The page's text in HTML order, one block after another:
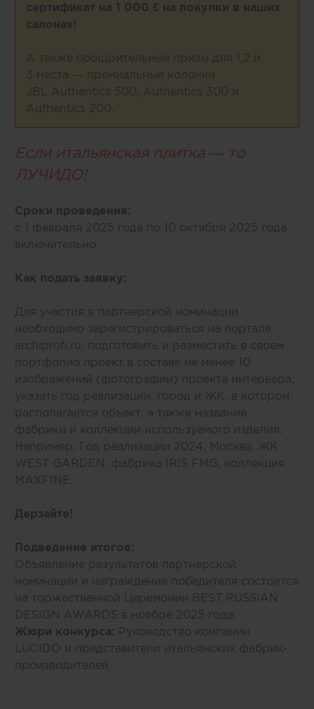
сертификат на 1 000 € на покупки в наших
салонах!
А также поощрительные призы для 1,2 и
3 места — премиальные колонки
JBL Authentics 500, Authentics 300 и
Authentics 200.
Если итальянская плитка ― то
ЛУЧИДО!
Сроки проведения:
с 1 февраля 2025 года по 10 октября 2025 года
включительно.
Как подать заявку:
Для участия в партнерской номинации
необходимо зарегистрироваться на портале
archiprofi.ru, подготовить и разместить в своем
портфолио проект в составе не менее 10
изображений (фотографии) проекта интерьера,
указать год реализации, город и ЖК, в котором
располагается объект, а также название
фабрики и коллекции используемого изделия.
Например, Год реализации 2024, Москва, ЖК
WEST GARDEN, фабрика IRIS FMG, коллекция
MAXFINE.
Дерзайте!
Подведение итогов:
Объявление результатов партнерской
номинации и награждение победителя состоится
на торжественной Церемонии BEST RUSSIAN
DESIGN AWARDS в ноябре 2025 года.
Жюри конкурса: Руководство компании
LUCIDO и представители итальянских фабрик-
производителей.